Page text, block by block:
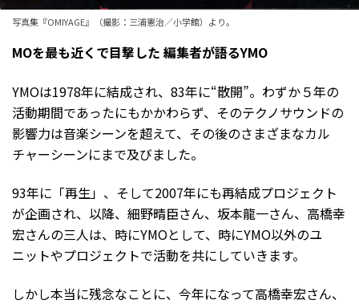
写真集『OMIYAGE』（撮影：三浦憲治／小学館）より。
MOを最も近くで目撃した 編集者が語るYMO
YMOは1978年に結成され、83年に“散開”。わずか５年の
活動期間であったにもかかわらず、そのテクノサウンドの
影響力は音楽シーンを超えて、その後のさまざまなカル
チャーシーンにまで及びました。
93年に「再生」、そして2007年にも再結成プロジェクト
が企画され、以降、細野晴臣さん、坂本龍一さん、高橋幸
宏さんの三人は、時にYMOとして、時にYMO以外のユ
ニットやプロジェクトで活動を共にしていきます。
しかし本当に残念なことに、今年になって高橋幸宏さん、